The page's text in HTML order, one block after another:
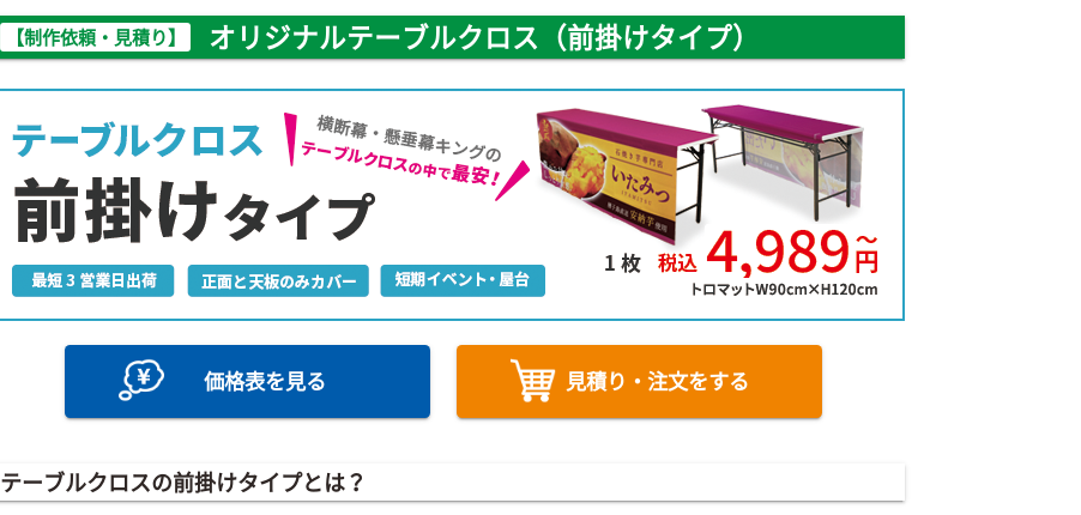
【制作依頼・見積り】 オリジナルテーブルクロス（前掛けタイプ）
価格表を見る 見積り・注文をする
テーブルクロスの前掛けタイプとは？